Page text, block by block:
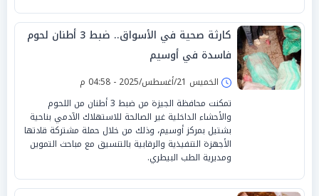
كارثة صحية في الأسواق.. ضبط 3 أطنان لحوم
فاسدة في أوسيم
الخميس 21/أغسطس/2025 - 04:58 م
تمكنت محافظة الجيزة من ضبط 3 أطنان من اللحوم
والأحشاء الداخلية غير الصالحة للاستهلاك الآدمي بناحية
بشتيل بمركز أوسيم، وذلك من خلال حملة مشتركة قادتها
الأجهزة التنفيذية والرقابية بالتنسيق مع مباحث التموين
ومديرية الطب البيطري.